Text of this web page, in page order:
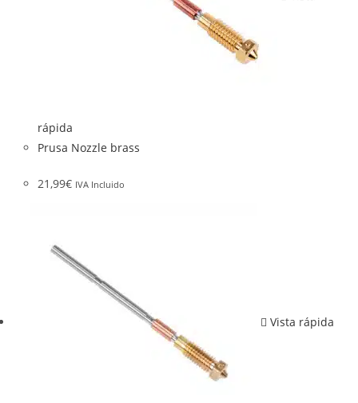
rápida
Prusa Nozzle brass
21,99€ IVA Incluido
Vista rápida